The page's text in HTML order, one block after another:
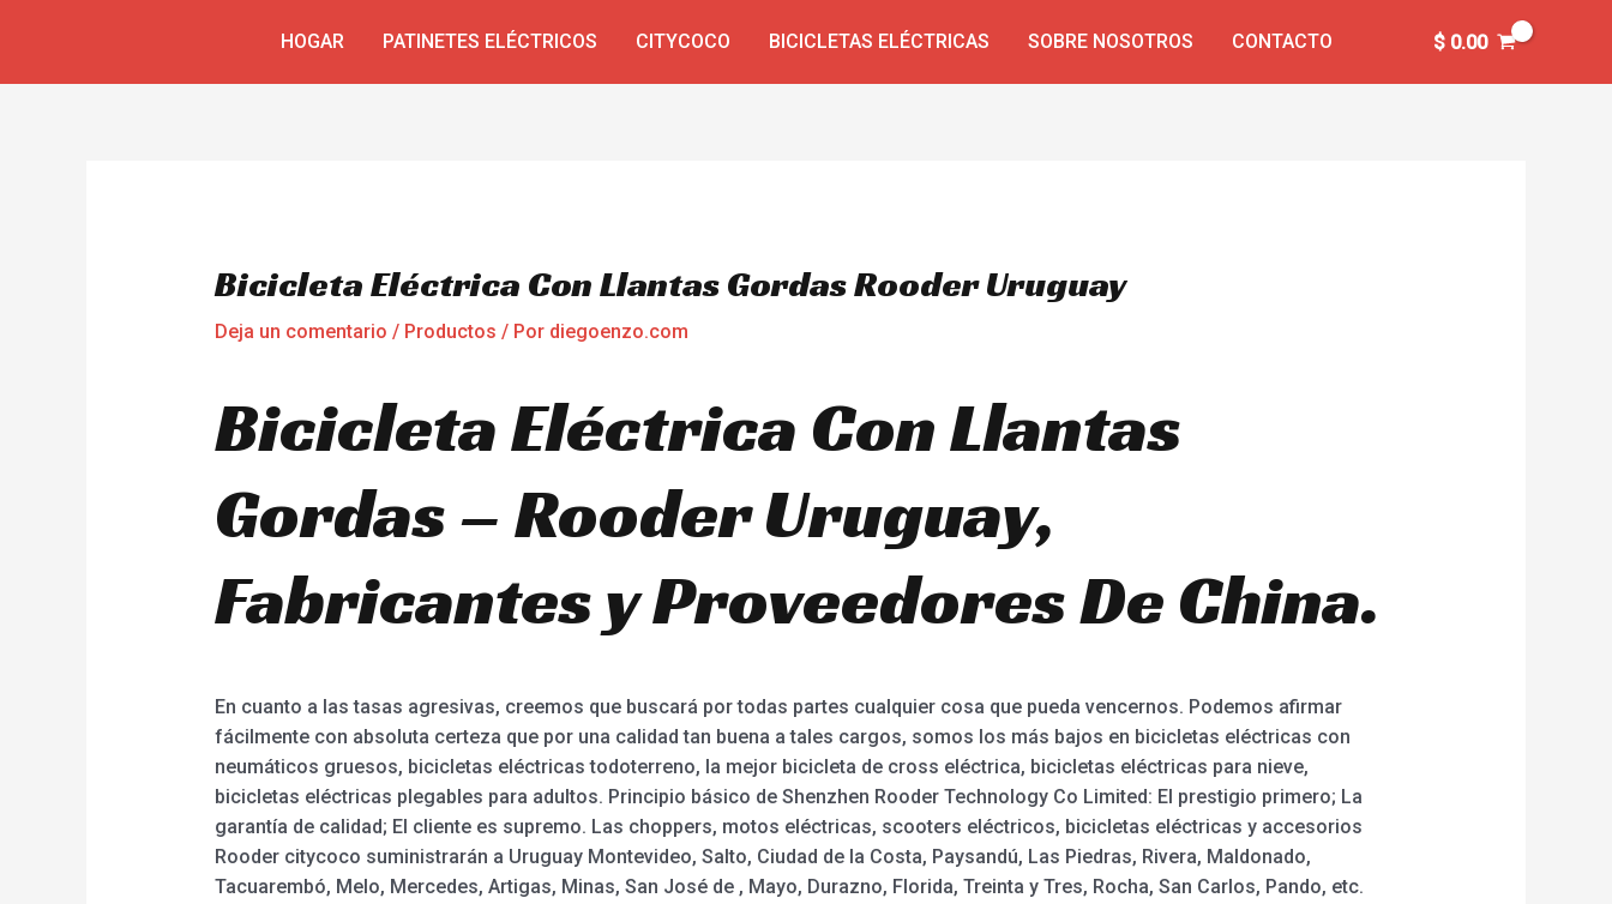
HOGAR PATINETES ELÉCTRICOS CITYCOCO BICICLETAS ELÉCTRICAS SOBRE NOSOTROS CONTACTO $0.00
Bicicleta Eléctrica Con Llantas Gordas Rooder Uruguay
Deja un comentario / Productos / Por diegoenzo.com
Bicicleta Eléctrica Con Llantas
Gordas – Rooder Uruguay,
Fabricantes y Proveedores De China.
En cuanto a las tasas agresivas, creemos que buscará por todas partes cualquier cosa que pueda vencernos. Podemos afirmar
fácilmente con absoluta certeza que por una calidad tan buena a tales cargos, somos los más bajos en bicicletas eléctricas con
neumáticos gruesos, bicicletas eléctricas todoterreno, la mejor bicicleta de cross eléctrica, bicicletas eléctricas para nieve,
bicicletas eléctricas plegables para adultos. Principio básico de Shenzhen Rooder Technology Co Limited: El prestigio primero; La
garantía de calidad; El cliente es supremo. Las choppers, motos eléctricas, scooters eléctricos, bicicletas eléctricas y accesorios
Rooder citycoco suministrarán a Uruguay Montevideo, Salto, Ciudad de la Costa, Paysandú, Las Piedras, Rivera, Maldonado,
Tacuarembó, Melo, Mercedes, Artigas, Minas, San José de , Mayo, Durazno, Florida, Treinta y Tres, Rocha, San Carlos, Pando, etc.